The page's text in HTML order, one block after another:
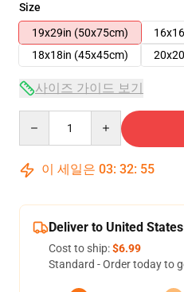
Size
19x29in (50x75cm)
18x18in (45x45cm)
사이즈 가이드 보기
이 세일은 03: 32: 54
Deliver to United States
Cost to ship:$6.99
Standard - Order today to